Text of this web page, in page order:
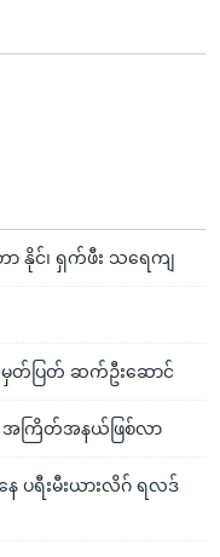
နိုင်၊ ရှက်ဖီး သရေကျ
မှတ်ပြတ် ဆက်ဦးဆောင်
ကြိတ်အနယ်ဖြစ်လာ
ပရီးမီးယားလိဂ် ရလဒ်